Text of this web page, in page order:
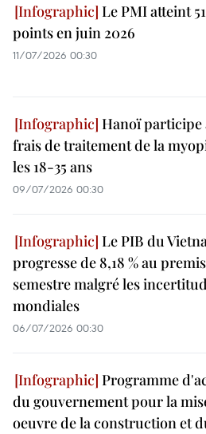
Le PMI atteint
points en juin 2026
11/07/2026 00:30
Hanoï participe
frais de traitement de la
les 18-35 ans
09/07/2026 00:30
Le PIB du
progresse de 8,18 % au
semestre malgré les
mondiales
06/07/2026 00:30
Programme
du gouvernement pour la
oeuvre de la construction et